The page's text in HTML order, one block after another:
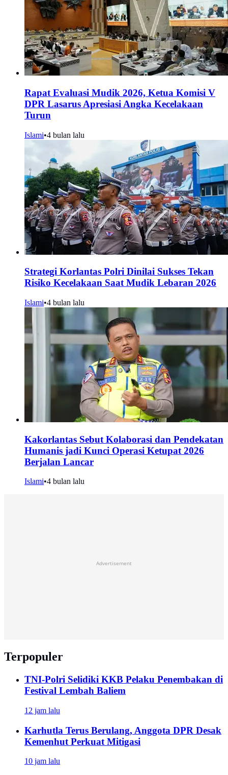
Rapat Evaluasi Mudik 2026, Ketua Komisi V
DPR Lasarus Apresiasi Angka Kecelakaan
Turun
Islami•4 bulan lalu
Strategi Korlantas Polri Dinilai Sukses Tekan
Risiko Kecelakaan Saat Mudik Lebaran 2026
Islami•4 bulan lalu
Kakorlantas Sebut Kolaborasi dan Pendekatan
Humanis jadi Kunci Operasi Ketupat 2026
Berjalan Lancar
Islami•4 bulan lalu
Advertisement
Terpopuler
TNI-Polri Selidiki KKB Pelaku Penembakan di
Festival Lembah Baliem
12 jam lalu
Karhutla Terus Berulang, Anggota DPR Desak
Kemenhut Perkuat Mitigasi
10 jam lalu